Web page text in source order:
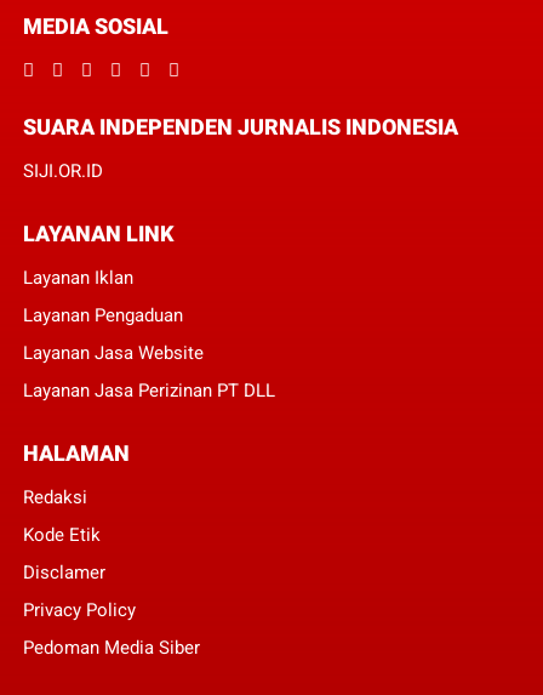
MEDIA SOSIAL
SUARA INDEPENDEN JURNALIS INDONESIA
SIJI.OR.ID
LAYANAN LINK
Layanan Iklan
Layanan Pengaduan
Layanan Jasa Website
Layanan Jasa Perizinan PT DLL
HALAMAN
Redaksi
Kode Etik
Disclamer
Privacy Policy
Pedoman Media Siber